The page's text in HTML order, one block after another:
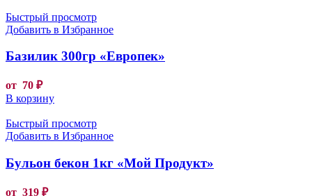
Быстрый просмотр
Добавить в Избранное
Базилик 300гр «Европек»
от 70 ₽
В корзину
Быстрый просмотр
Добавить в Избранное
Бульон бекон 1кг «Мой Продукт»
от 319 ₽